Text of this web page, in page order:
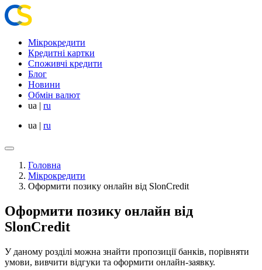
Мікрокредити
Кредитні картки
Споживчі кредити
Блог
Новини
Обмін валют
ua | ru
ua | ru
Головна
Мікрокредити
Оформити позику онлайн від SlonCredit
Оформити позику онлайн від
SlonCredit
У даному розділі можна знайти пропозиції банків, порівняти
умови, вивчити відгуки та оформити онлайн-заявку.